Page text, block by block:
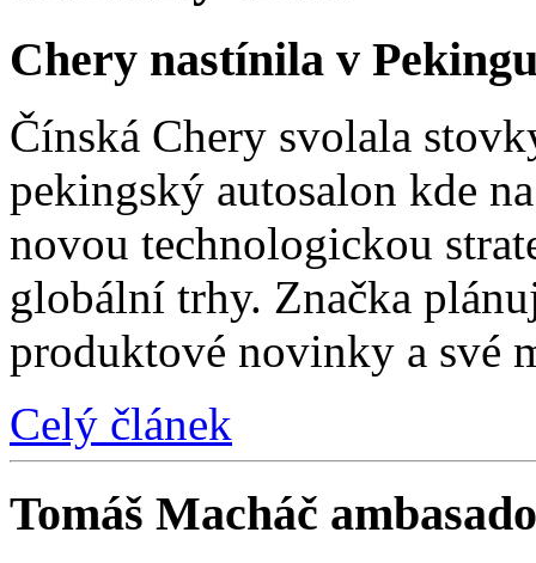
Chery nastínila v
Čínská Chery svolala
pekingský autosalon kde
novou technologickou
globální trhy. Značka
produktové novinky a své
Celý článek
Tomáš Macháč